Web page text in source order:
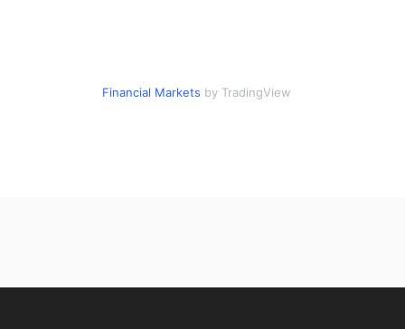
Financial Markets by TradingView